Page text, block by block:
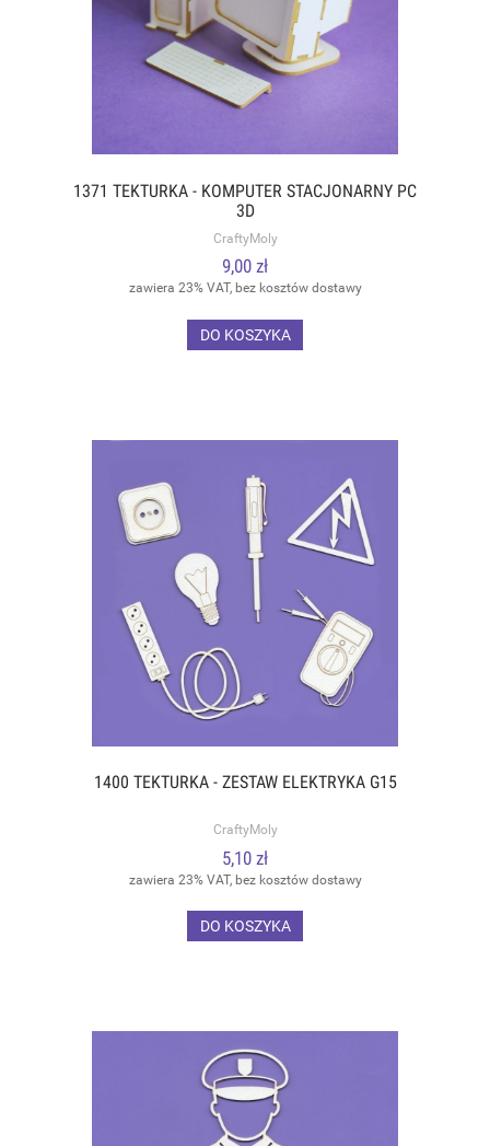
1371 TEKTURKA - KOMPUTER STACJONARNY PC
3D
CraftyMoly
9,00 zł
zawiera 23% VAT, bez kosztów dostawy
DO KOSZYKA
1400 TEKTURKA - ZESTAW ELEKTRYKA G15
CraftyMoly
5,10 zł
zawiera 23% VAT, bez kosztów dostawy
DO KOSZYKA